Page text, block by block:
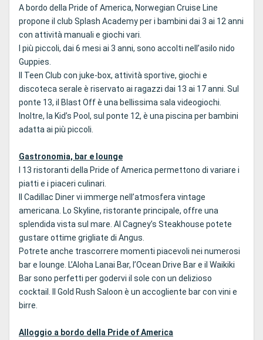
A bordo della Pride of America, Norwegian Cruise Line
propone il club Splash Academy per i bambini dai 3 ai 12 anni
con attività manuali e giochi vari.
I più piccoli, dai 6 mesi ai 3 anni, sono accolti nell’asilo nido
Guppies.
Il Teen Club con juke-box, attività sportive, giochi e
discoteca serale è riservato ai ragazzi dai 13 ai 17 anni. Sul
ponte 13, il Blast Off è una bellissima sala videogiochi.
Inoltre, la Kid’s Pool, sul ponte 12, è una piscina per bambini
adatta ai più piccoli.
Gastronomia, bar e lounge
I 13 ristoranti della Pride of America permettono di variare i
piatti e i piaceri culinari.
Il Cadillac Diner vi immerge nell’atmosfera vintage
americana. Lo Skyline, ristorante principale, offre una
splendida vista sul mare. Al Cagney’s Steakhouse potete
gustare ottime grigliate di Angus.
Potrete anche trascorrere momenti piacevoli nei numerosi
bar e lounge. L’Aloha Lanai Bar, l’Ocean Drive Bar e il Waikiki
Bar sono perfetti per godervi il sole con un delizioso
cocktail. Il Gold Rush Saloon è un accogliente bar con vini e
birre.
Alloggio a bordo della Pride of America